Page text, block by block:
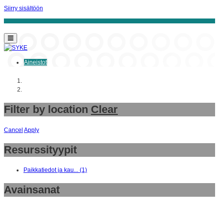
Siirry sisältöön
Aineistot
Filter by location Clear
-
Cancel Apply
Resurssityypit
Paikkatiedot ja kau... (1)
Avainsanat